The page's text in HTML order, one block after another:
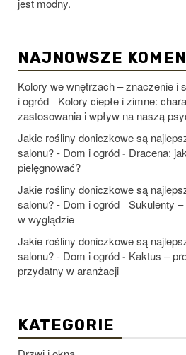
jest modny.
NAJNOWSZE
Kolory we wnętrzach – znaczenie i
i ogród - Kolory ciepłe i zimne:
zastosowania i wpływ na naszą
Jakie rośliny doniczkowe są
salonu? - Dom i ogród - Dracena:
pielęgnować?
Jakie rośliny doniczkowe są
salonu? - Dom i ogród - Sukulenty –
w wyglądzie
Jakie rośliny doniczkowe są
salonu? - Dom i ogród - Kaktus –
przydatny w aranżacji
KATEGORIE